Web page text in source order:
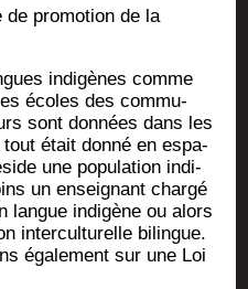
pro­mo­tion de la
indi­gènes comme
écoles des com­mu­
sont don­nées dans les
était don­né en espa­
une popu­la­tion indi­
un ensei­gnant char­gé
langue indi­gène ou alors
inter­cul­tu­relle bilingue.
éga­le­ment sur une Loi